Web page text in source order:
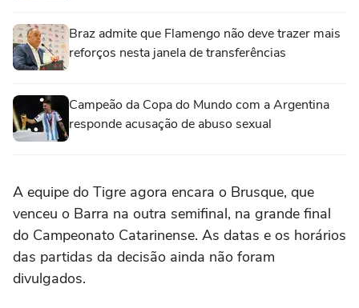
Braz admite que Flamengo não deve trazer mais
reforços nesta janela de transferências
Campeão da Copa do Mundo com a Argentina
responde acusação de abuso sexual
A equipe do Tigre agora encara o Brusque, que
venceu o Barra na outra semifinal, na grande final
do Campeonato Catarinense. As datas e os horários
das partidas da decisão ainda não foram
divulgados.